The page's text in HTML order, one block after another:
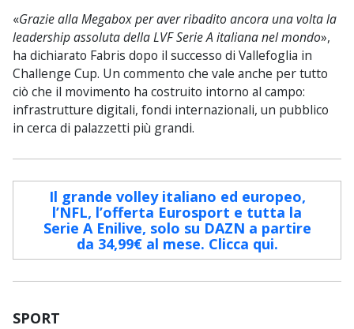
«Grazie alla Megabox per aver ribadito ancora una volta la
leadership assoluta della LVF Serie A italiana nel mondo»,
ha dichiarato Fabris dopo il successo di Vallefoglia in
Challenge Cup. Un commento che vale anche per tutto
ciò che il movimento ha costruito intorno al campo:
infrastrutture digitali, fondi internazionali, un pubblico
in cerca di palazzetti più grandi.
Il grande volley italiano ed europeo,
l’NFL, l’offerta Eurosport e tutta la
Serie A Enilive, solo su DAZN a partire
da 34,99€ al mese. Clicca qui.
SPORT